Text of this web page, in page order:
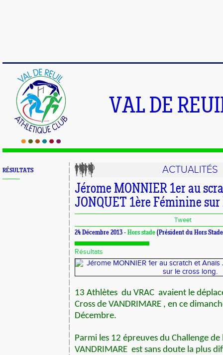
VAL DE
RÉSULTATS ACTUALITÉS
Jérome MONNIER 1er au
JONQUET 1ère Féminine sur
Tweet
24 Décembre 2013 - Hors stade (Président du Hors
Résultats
13 Athlètes du VRAC avaient le
Cross de VANDRIMARE , en ce
Décembre.
Parmi les 12 épreuves du Challenge de
VANDRIMARE est sans doute la plus